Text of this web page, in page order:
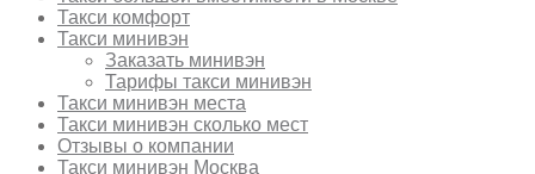
Такси комфорт
Такси минивэн
Заказать минивэн
Тарифы такси минивэн
Такси минивэн места
Такси минивэн сколько мест
Отзывы о компании
Такси минивэн Москва